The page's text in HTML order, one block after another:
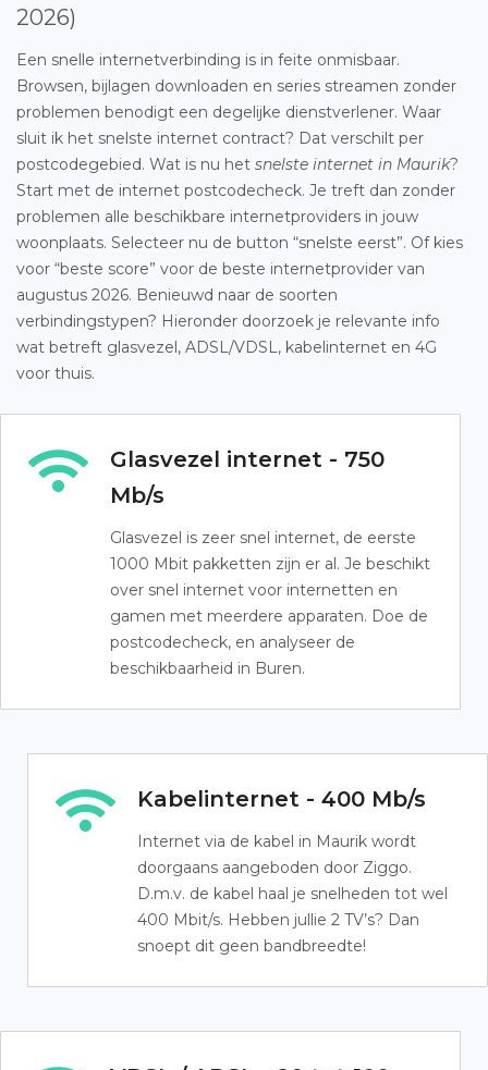
2026)
Een snelle internetverbinding is in feite onmisbaar.
Browsen, bijlagen downloaden en series streamen zonder
problemen benodigt een degelijke dienstverlener. Waar
sluit ik het snelste internet contract? Dat verschilt per
postcodegebied. Wat is nu het snelste internet in Maurik?
Start met de internet postcodecheck. Je treft dan zonder
problemen alle beschikbare internetproviders in jouw
woonplaats. Selecteer nu de button “snelste eerst”. Of kies
voor “beste score” voor de beste internetprovider van
augustus 2026. Benieuwd naar de soorten
verbindingstypen? Hieronder doorzoek je relevante info
wat betreft glasvezel, ADSL/VDSL, kabelinternet en 4G
voor thuis.
Glasvezel internet - 750
Mb/s
Glasvezel is zeer snel internet, de eerste
1000 Mbit pakketten zijn er al. Je beschikt
over snel internet voor internetten en
gamen met meerdere apparaten. Doe de
postcodecheck, en analyseer de
beschikbaarheid in Buren.
Kabelinternet - 400 Mb/s
Internet via de kabel in Maurik wordt
doorgaans aangeboden door Ziggo.
D.m.v. de kabel haal je snelheden tot wel
400 Mbit/s. Hebben jullie 2 TV’s? Dan
snoept dit geen bandbreedte!